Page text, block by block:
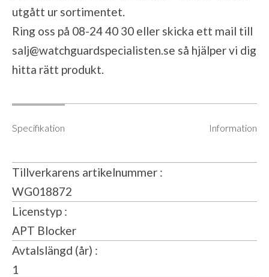
utgått ur sortimentet.
Ring oss på 08-24 40 30 eller skicka ett mail till
salj@watchguardspecialisten.se så hjälper vi dig
hitta rätt produkt.
Specifikation Information
Tillverkarens artikelnummer
WG018872
Licenstyp
APT Blocker
Avtalslängd (år)
1